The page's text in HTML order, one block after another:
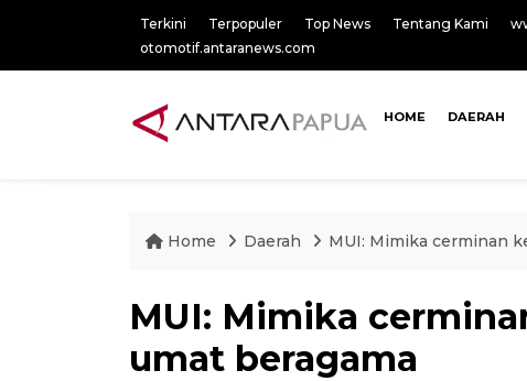
Terkini Terpopuler Top News Tentang Kami
otomotif.antaranews.com
HOME DAERAH
Home Daerah MUI: Mimika cerminan
MUI: Mimika
umat beragama